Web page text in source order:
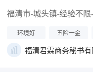
福清市-城头镇-经验不限
环境好 五险一金
福清君霖商务秘书有